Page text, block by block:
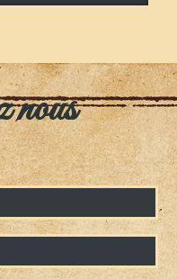
nous